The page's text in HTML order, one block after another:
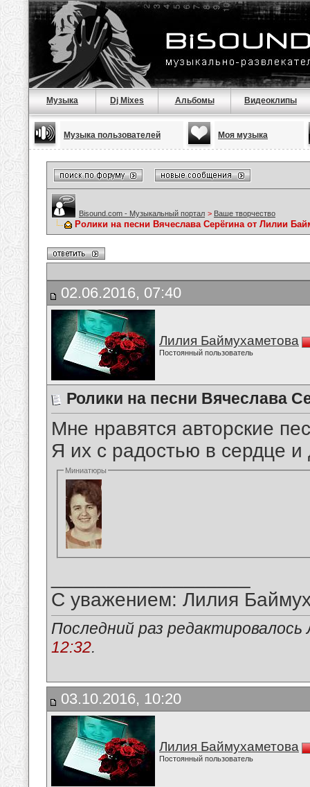
Музыка Dj Mixes Альбомы Видеоклипы
Музыка пользователей Моя музыка
Bisound.com - Музыкальный портал > Ваше творчество
Ролики на песни Вячеслава Серёгина от Лилии
02.06.2016, 07:40
Лилия Баймухаметова
Постоянный пользователь
Ролики на песни Вячеслава
Мне нравятся авторские
Я их с радостью в сердце
Миниатюры
С уважением: Лилия
Последний раз
12:32.
03.10.2016, 10:20
Лилия Баймухаметова
Постоянный пользователь